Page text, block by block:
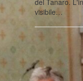
del Tanaro.
visibile…